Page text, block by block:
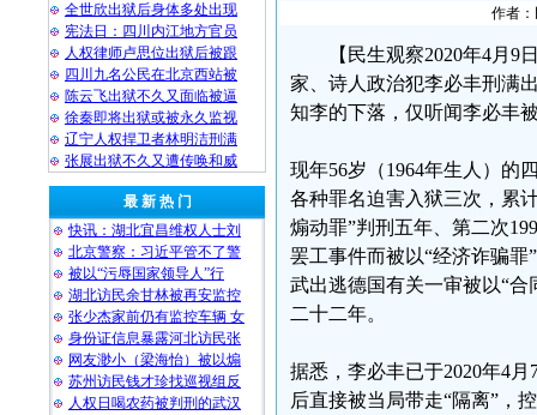
全世欣出狱后身体多处出现
宪法日：四川内江地方官员
人权律师卢思位出狱后被跟
四川九名公民在北京西站被
陈云飞出狱不久又面临被逼
徐秦即将出狱或被永久监视
辽宁人权捍卫者林明洁刑满
张展出狱不久又遭传唤和威
最 新 热 门
快讯：湖北宜昌维权人士刘
北京警察：习近平管不了警
被以“污辱国家领导人”行
湖北访民余甘林被再安监控
张少杰家前仍有监控车辆 女
身份证信息暴露河北访民张
网友渺小（梁海怡）被以煽
苏州访民钱才珍找巡视组反
人权日喝农药被判刑的武汉
作者：
【民生观察2020年4月
家、诗人政治犯李必丰刑满
知李的下落，仅听闻李必丰
现年56岁（1964年生人）的
各种罪名迫害入狱三次，累
煽动罪”判刑五年、第二次
罢工事件而被以“经济诈骗罪
武出逃德国有关一审被以“
二十二年。
据悉，李必丰已于2020年4
后直接被当局带走“隔离”，